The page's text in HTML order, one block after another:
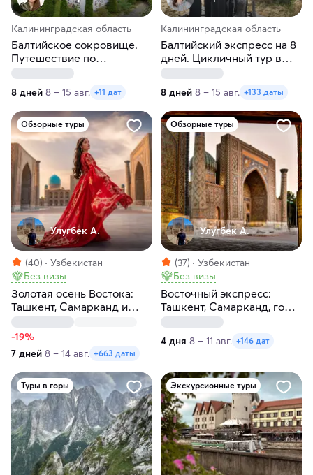
Калининградская область
Балтийское сокровище.
Путешествие по
Калининграду и области.
8 дней 8 – 15 авг. +11 дат
Калининградская область
Балтийский экспресс на 8
дней. Цикличный тур в
Калининград
8 дней 8 – 15 авг. +133 даты
Обзорные туры
Улугбек А.
(40)
Узбекистан
Без визы
Золотая осень Востока:
Ташкент, Самарканд и
Бухара
-19%
7 дней 8 – 14 авг. +663 даты
Обзорные туры
Улугбек А.
(37)
Узбекистан
Без визы
Восточный экспресс:
Ташкент, Самарканд, горы,
Чимган за 4 дня
4 дня 8 – 11 авг. +146 дат
Туры в горы Экскурсионные туры